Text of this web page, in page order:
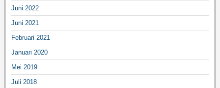
Juni 2022
Juni 2021
Februari 2021
Januari 2020
Mei 2019
Juli 2018